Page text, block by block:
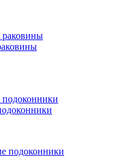
подоконники